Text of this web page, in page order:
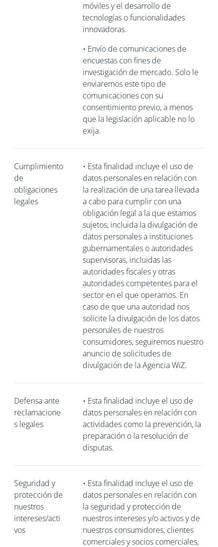
móviles y el desarrollo de
tecnologías o funcionalidades
innovadoras.
• Envío de comunicaciones de
encuestas con fines de
investigación de mercado. Solo le
enviaremos este tipo de
comunicaciones con su
consentimiento previo, a menos
que la legislación aplicable no lo
exija.
Cumplimiento
de
obligaciones
legales
• Esta finalidad incluye el uso de
datos personales en relación con
la realización de una tarea llevada
a cabo para cumplir con una
obligación legal a la que estamos
sujetos, incluida la divulgación de
datos personales a instituciones
gubernamentales o autoridades
supervisoras, incluidas las
autoridades fiscales y otras
autoridades competentes para el
sector en el que operamos. En
caso de que una autoridad nos
solicite la divulgación de los datos
personales de nuestros
consumidores, seguiremos nuestro
anuncio de solicitudes de
divulgación de la Agencia WiZ.
Defensa ante
reclamacione
s legales
• Esta finalidad incluye el uso de
datos personales en relación con
actividades como la prevención, la
preparación o la resolución de
disputas.
Seguridad y
protección de
nuestros
intereses/acti
vos
• Esta finalidad incluye el uso de
datos personales en relación con
la seguridad y protección de
nuestros intereses y/o activos y de
nuestros consumidores, clientes
comerciales y socios comerciales,